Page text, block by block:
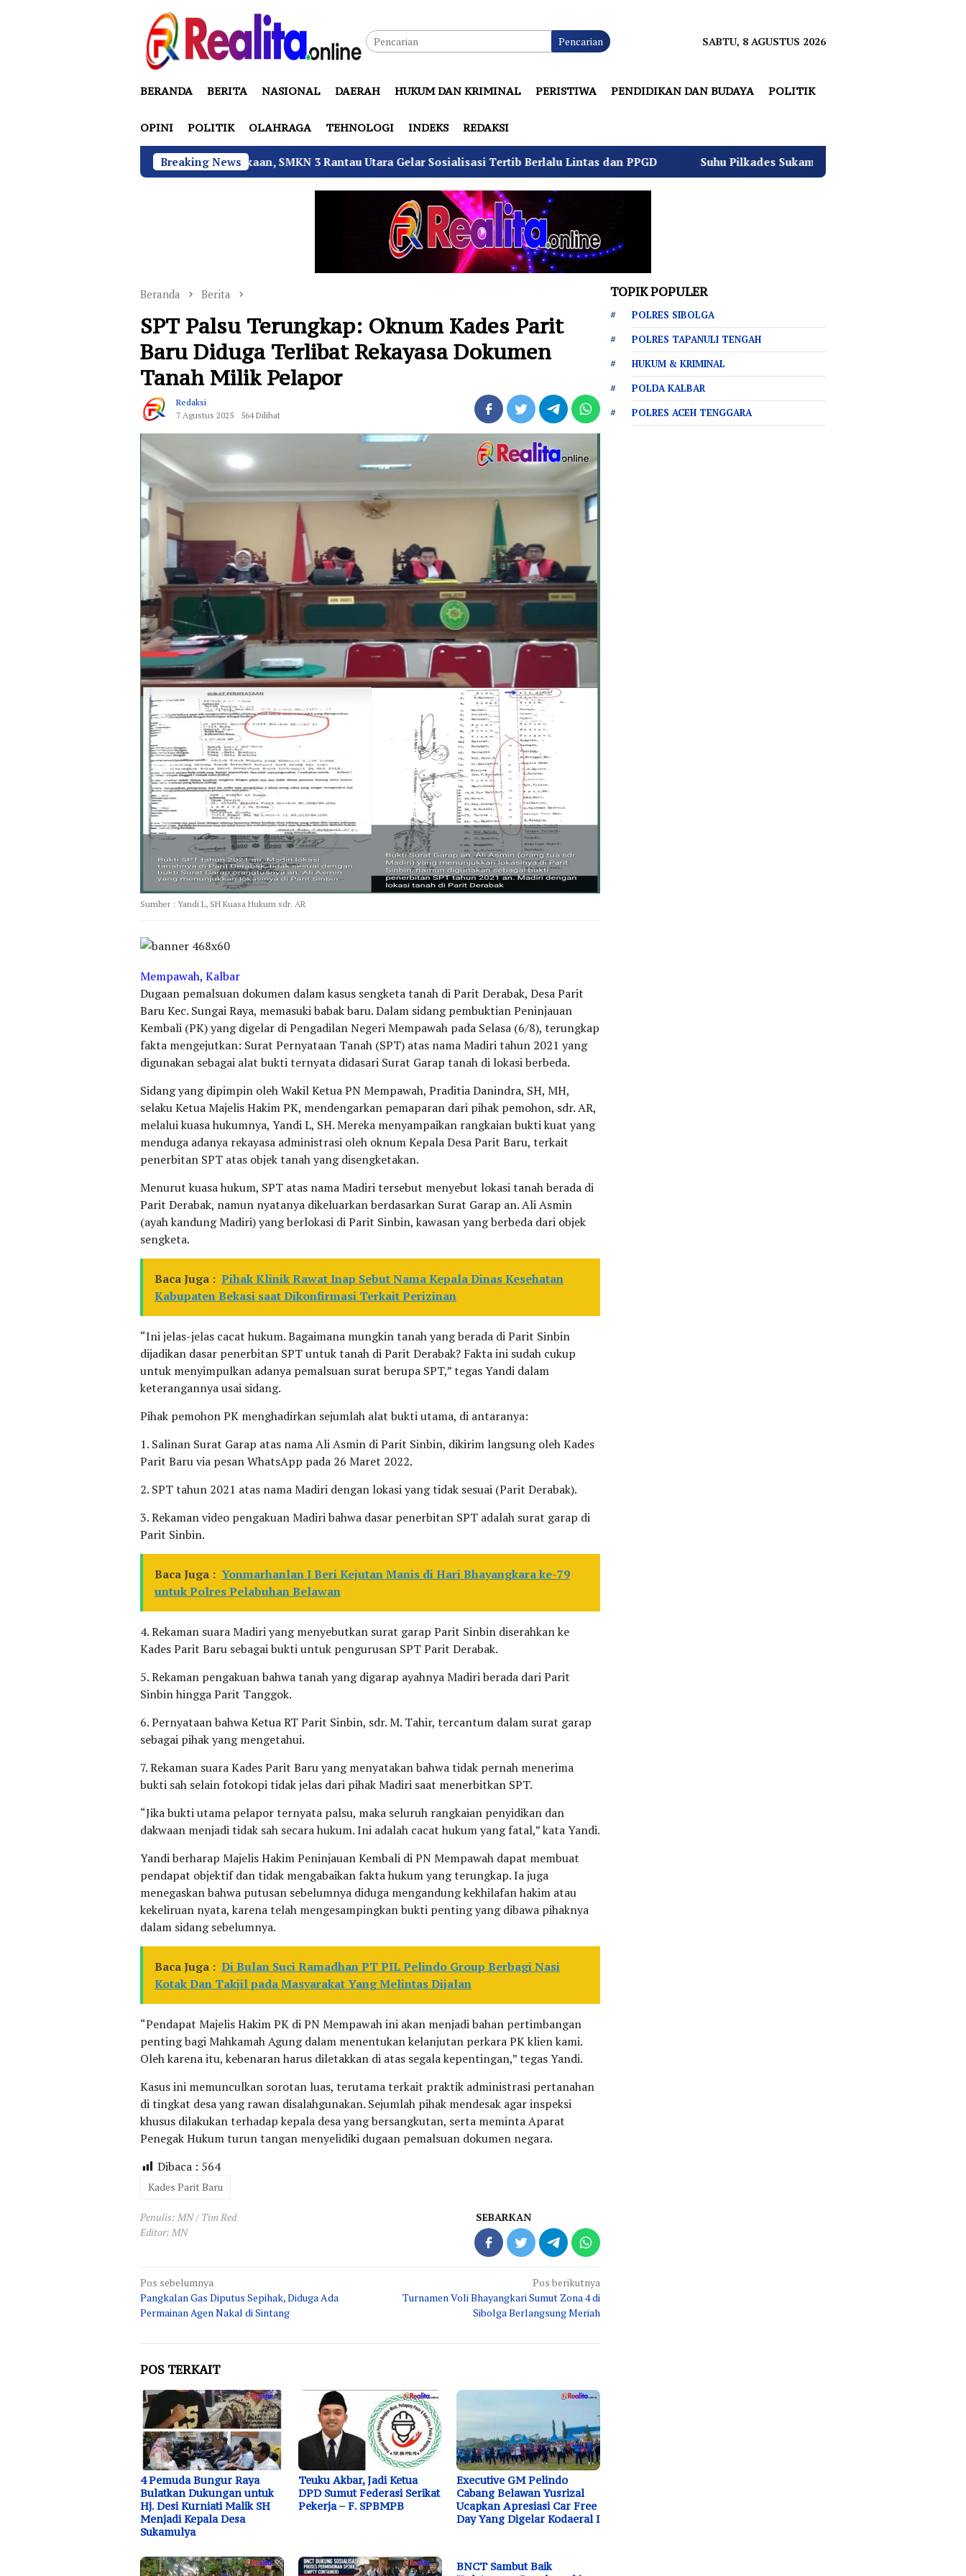
Pencarian SABTU, 8 AGUSTUS 2026
BERANDA BERITA NASIONAL DAERAH HUKUM DAN KRIMINAL PERISTIWA PENDIDIKAN DAN BUDAYA POLITIK
OPINI POLITIK OLAHRAGA TEHNOLOGI INDEKS REDAKSI
Breaking News
Tekan Fatalitas Kecelakaan, SMKN 3 Rantau Utara Gelar Sosialisasi Tertib Berlalu Lintas dan PPGD Suhu Pilkades Sukamulya Memanas, 2000 Warga Rencana Gelar
Beranda Berita
SPT Palsu Terungkap: Oknum Kades Parit
Baru Diduga Terlibat Rekayasa Dokumen
Tanah Milik Pelapor
Redaksi
7 Agustus 2025
564 Dilihat
Sumber : Yandi L, SH Kuasa Hukum sdr. AR
Mempawah, Kalbar
Dugaan pemalsuan dokumen dalam kasus sengketa tanah di Parit Derabak, Desa Parit
Baru Kec. Sungai Raya, memasuki babak baru. Dalam sidang pembuktian Peninjauan
Kembali (PK) yang digelar di Pengadilan Negeri Mempawah pada Selasa (6/8), terungkap
fakta mengejutkan: Surat Pernyataan Tanah (SPT) atas nama Madiri tahun 2021 yang
digunakan sebagai alat bukti ternyata didasari Surat Garap tanah di lokasi berbeda.
Sidang yang dipimpin oleh Wakil Ketua PN Mempawah, Praditia Danindra, SH, MH,
selaku Ketua Majelis Hakim PK, mendengarkan pemaparan dari pihak pemohon, sdr. AR,
melalui kuasa hukumnya, Yandi L, SH. Mereka menyampaikan rangkaian bukti kuat yang
menduga adanya rekayasa administrasi oleh oknum Kepala Desa Parit Baru, terkait
penerbitan SPT atas objek tanah yang disengketakan.
Menurut kuasa hukum, SPT atas nama Madiri tersebut menyebut lokasi tanah berada di
Parit Derabak, namun nyatanya dikeluarkan berdasarkan Surat Garap an. Ali Asmin
(ayah kandung Madiri) yang berlokasi di Parit Sinbin, kawasan yang berbeda dari objek
sengketa.
Baca Juga : Pihak Klinik Rawat Inap Sebut Nama Kepala Dinas Kesehatan
Kabupaten Bekasi saat Dikonfirmasi Terkait Perizinan
“Ini jelas-jelas cacat hukum. Bagaimana mungkin tanah yang berada di Parit Sinbin
dijadikan dasar penerbitan SPT untuk tanah di Parit Derabak? Fakta ini sudah cukup
untuk menyimpulkan adanya pemalsuan surat berupa SPT,” tegas Yandi dalam
keterangannya usai sidang.
Pihak pemohon PK menghadirkan sejumlah alat bukti utama, di antaranya:
1. Salinan Surat Garap atas nama Ali Asmin di Parit Sinbin, dikirim langsung oleh Kades
Parit Baru via pesan WhatsApp pada 26 Maret 2022.
2. SPT tahun 2021 atas nama Madiri dengan lokasi yang tidak sesuai (Parit Derabak).
3. Rekaman video pengakuan Madiri bahwa dasar penerbitan SPT adalah surat garap di
Parit Sinbin.
Baca Juga : Yonmarhanlan I Beri Kejutan Manis di Hari Bhayangkara ke-79
untuk Polres Pelabuhan Belawan
4. Rekaman suara Madiri yang menyebutkan surat garap Parit Sinbin diserahkan ke
Kades Parit Baru sebagai bukti untuk pengurusan SPT Parit Derabak.
5. Rekaman pengakuan bahwa tanah yang digarap ayahnya Madiri berada dari Parit
Sinbin hingga Parit Tanggok.
6. Pernyataan bahwa Ketua RT Parit Sinbin, sdr. M. Tahir, tercantum dalam surat garap
sebagai pihak yang mengetahui.
7. Rekaman suara Kades Parit Baru yang menyatakan bahwa tidak pernah menerima
bukti sah selain fotokopi tidak jelas dari pihak Madiri saat menerbitkan SPT.
“Jika bukti utama pelapor ternyata palsu, maka seluruh rangkaian penyidikan dan
dakwaan menjadi tidak sah secara hukum. Ini adalah cacat hukum yang fatal,” kata Yandi.
Yandi berharap Majelis Hakim Peninjauan Kembali di PN Mempawah dapat membuat
pendapat objektif dan tidak mengabaikan fakta hukum yang terungkap. Ia juga
menegaskan bahwa putusan sebelumnya diduga mengandung kekhilafan hakim atau
kekeliruan nyata, karena telah mengesampingkan bukti penting yang dibawa pihaknya
dalam sidang sebelumnya.
Baca Juga : Di Bulan Suci Ramadhan PT PIL Pelindo Group Berbagi Nasi
Kotak Dan Takjil pada Masyarakat Yang Melintas Dijalan
“Pendapat Majelis Hakim PK di PN Mempawah ini akan menjadi bahan pertimbangan
penting bagi Mahkamah Agung dalam menentukan kelanjutan perkara PK klien kami.
Oleh karena itu, kebenaran harus diletakkan di atas segala kepentingan,” tegas Yandi.
Kasus ini memunculkan sorotan luas, terutama terkait praktik administrasi pertanahan
di tingkat desa yang rawan disalahgunakan. Sejumlah pihak mendesak agar inspeksi
khusus dilakukan terhadap kepala desa yang bersangkutan, serta meminta Aparat
Penegak Hukum turun tangan menyelidiki dugaan pemalsuan dokumen negara.
Dibaca : 564
Kades Parit Baru
Penulis: MN / Tim Red
Editor: MN
SEBARKAN
Navigasi
pos
Pos sebelumnya
Pangkalan Gas Diputus Sepihak, Diduga Ada
Permainan Agen Nakal di Sintang
Pos berikutnya
Turnamen Voli Bhayangkari Sumut Zona 4 di
Sibolga Berlangsung Meriah
POS TERKAIT
4 Pemuda Bungur Raya
Bulatkan Dukungan untuk
Hj. Desi Kurniati Malik SH
Menjadi Kepala Desa
Sukamulya
Teuku Akbar, Jadi Ketua
DPD Sumut Federasi Serikat
Pekerja – F. SPBMPB
Executive GM Pelindo
Cabang Belawan Yusrizal
Ucapkan Apresiasi Car Free
Day Yang Digelar Kodaeral I
BNCT Sambut Baik
TOPIK POPULER
POLRES SIBOLGA
POLRES TAPANULI TENGAH
HUKUM & KRIMINAL
POLDA KALBAR
POLRES ACEH TENGGARA